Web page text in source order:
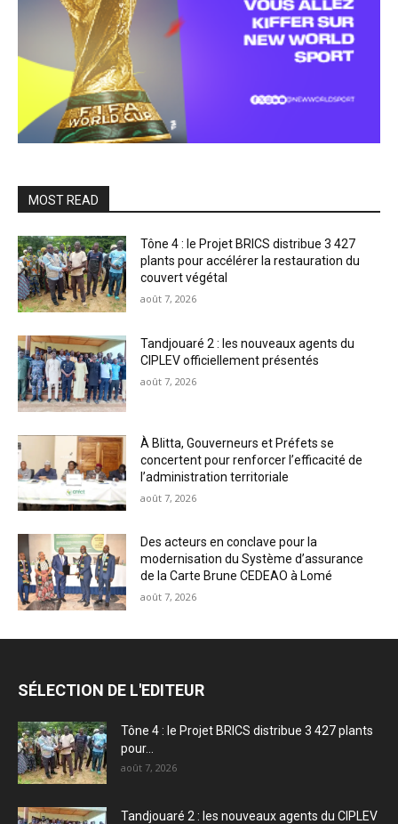
MOST READ
Tône 4 : le Projet BRICS distribue 3 427
plants pour accélérer la restauration du
couvert végétal
août 7, 2026
Tandjouaré 2 : les nouveaux agents du
CIPLEV officiellement présentés
août 7, 2026
À Blitta, Gouverneurs et Préfets se
concertent pour renforcer l’efficacité de
l’administration territoriale
août 7, 2026
Des acteurs en conclave pour la
modernisation du Système d’assurance
de la Carte Brune CEDEAO à Lomé
août 7, 2026
SÉLECTION DE L'EDITEUR
Tône 4 : le Projet BRICS distribue 3 427 plants
pour...
août 7, 2026
Tandjouaré 2 : les nouveaux agents du CIPLEV